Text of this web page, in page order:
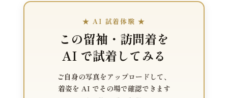
★ AI 試着体験 ★
この留袖・訪問着を
AI で試着してみる
ご自身の写真をアップロードして、
着姿を AI でその場で確認できます